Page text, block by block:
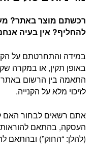
רכשתם מוצר באתר?
להחליף? אין בעיה
במידה והתחרטתם על
באופן תקין, או במקרה
התאמה בין הרשום באתר
לזיכוי מלא על הקנייה.
אתם רשאים לבחור האם
(להלן: “החוק”) ובהתאם